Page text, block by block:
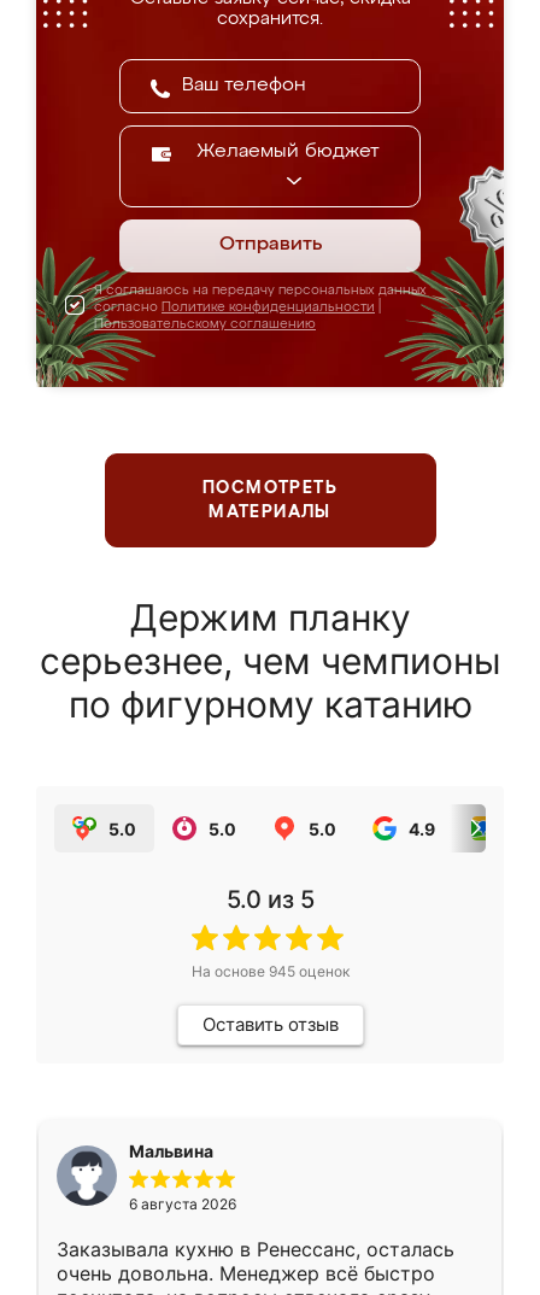
сохранится.
Желаемый бюджет
Отправить
Я соглашаюсь на передачу персональных данных
согласно Политике конфиденциальности
Пользовательскому соглашению
ПОСМОТРЕТЬ
МАТЕРИАЛЫ
Держим планку
серьезнее, чем чемпионы
по фигурному катанию
5.0 5.0 5.0 4.9
5.0 из 5
На основе 945оценок
Оставить отзыв
Мальвина
6 августа 2026
Заказывала кухню в Ренессанс, осталась
очень довольна. Менеджер всё быстро